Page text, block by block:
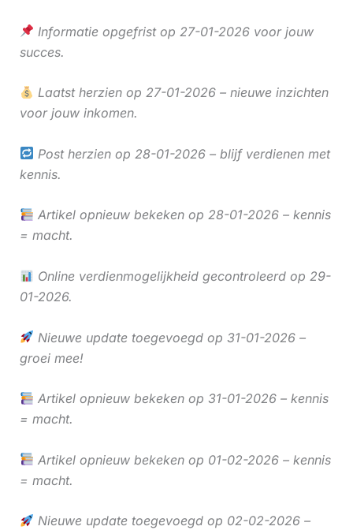
Informatie opgefrist op 27-01-2026 voor jouw
succes.
Laatst herzien op 27-01-2026 – nieuwe inzichten
voor jouw inkomen.
Post herzien op 28-01-2026 – blijf verdienen met
kennis.
Artikel opnieuw bekeken op 28-01-2026 – kennis
= macht.
Online verdienmogelijkheid gecontroleerd op 29-
01-2026.
Nieuwe update toegevoegd op 31-01-2026 –
groei mee!
Artikel opnieuw bekeken op 31-01-2026 – kennis
= macht.
Artikel opnieuw bekeken op 01-02-2026 – kennis
= macht.
Nieuwe update toegevoegd op 02-02-2026 –